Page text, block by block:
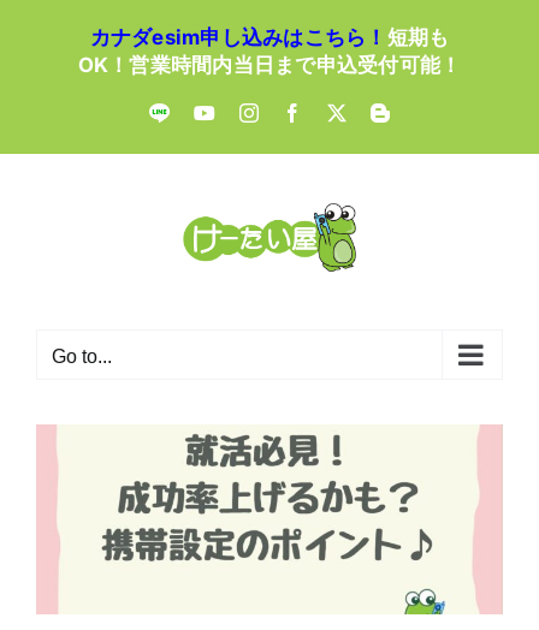
カナダesim申し込みはこちら！ 短期も
OK！営業時間内当日まで申込受付可能！
LINE YouTubeInstagramFacebook
X Blogger
Go to...